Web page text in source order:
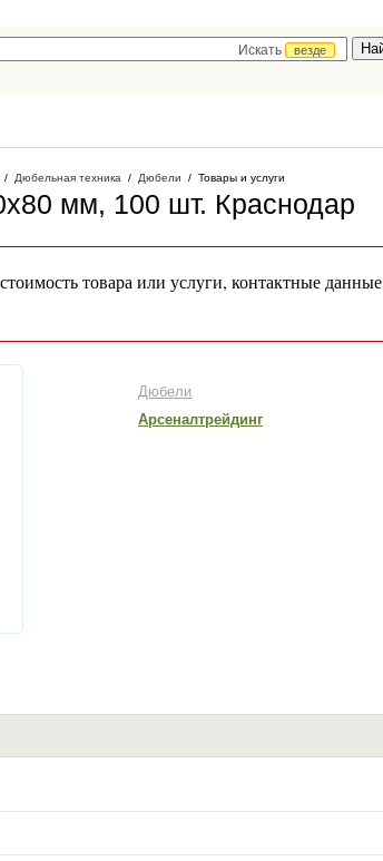
Искать
везде
/ Дюбельная техника / Дюбели / Товары и услуги
мм, 100 шт. Краснодар
товара или услуги, контактные данные
Дюбели
Арсеналтрейдинг